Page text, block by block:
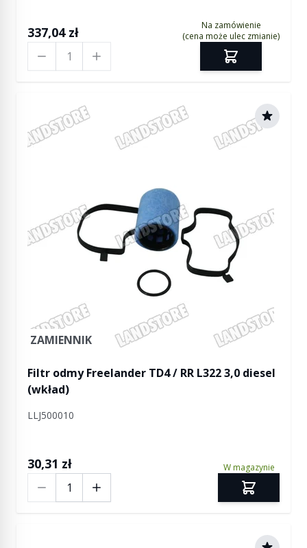
337,04 zł
Na zamówienie
(cena może ulec zmianie)
ZAMIENNIK
Filtr odmy Freelander TD4 / RR L322 3,0 diesel
(wkład)
LLJ500010
30,31 zł W magazynie